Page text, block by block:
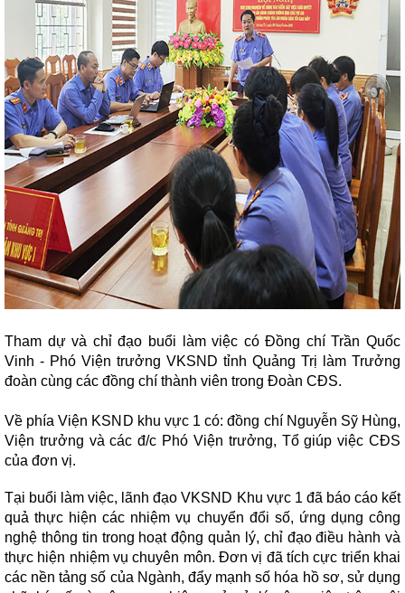
Tham dự và chỉ đạo buổi làm việc có Đồng chí Trần Quốc
Vinh - Phó Viện trưởng VKSND tỉnh Quảng Trị làm Trưởng
đoàn cùng các đồng chí thành viên trong Đoàn CĐS.
Về phía Viện KSND khu vực 1 có: đồng chí Nguyễn Sỹ Hùng,
Viện trưởng và các đ/c Phó Viện trưởng, Tổ giúp việc CĐS
của đơn vị.
Tại buổi làm việc, lãnh đạo VKSND Khu vực 1 đã báo cáo kết
quả thực hiện các nhiệm vụ chuyển đổi số, ứng dụng công
nghệ thông tin trong hoạt động quản lý, chỉ đạo điều hành và
thực hiện nhiệm vụ chuyên môn. Đơn vị đã tích cực triển khai
các nền tảng số của Ngành, đẩy mạnh số hóa hồ sơ, sử dụng